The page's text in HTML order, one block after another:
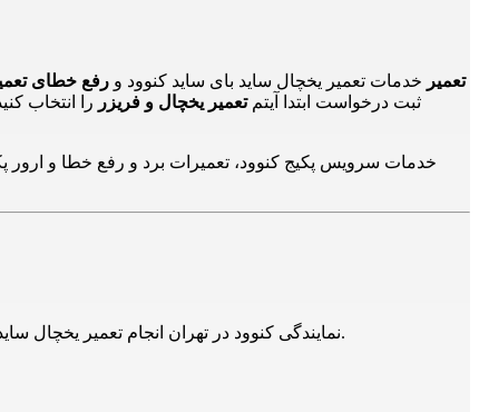
24تعمیر خدمات تعمیر یخچال ساید بای ساید کنوود و رفع خطای
ثبت درخواست ابتدا آیتمتعمیر یخچال و فریزر را انتخاب
خدمات سرویس پکیج کنوود، تعمیرات برد و رفع خطا و ارور
نمایندگی کنوود در تهران انجام تعمیر یخچال ساید بای ساید کنوود در تهران تعمیرات، رفع خطا و اعزام تعمیرکار و اعزام سرویسکار تعمیر یخچال ساید بای ساید کنوود 24 ساعته انجام می شود.